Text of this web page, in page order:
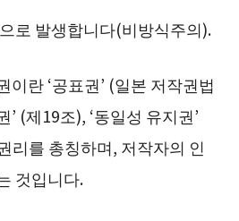
로 발생합니다(비방식주의).
이란 ‘공표권’ (일본 저작권법
’ (제19조), ‘동일성 유지권’
리를 총칭하며, 저작자의 인
것입니다.